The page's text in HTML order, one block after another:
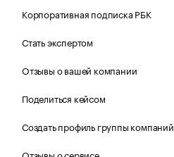
Корпоративная подписка РБК
Стать экспертом
Отзывы о вашей компании
Поделиться кейсом
Создать профиль группы компаний